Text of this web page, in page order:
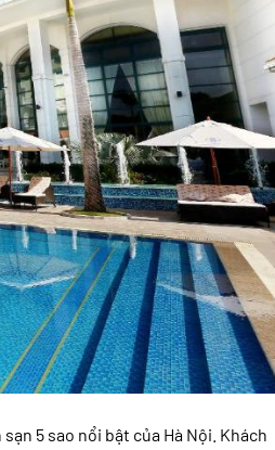
5 sao nổi bật của Hà Nội. Khách